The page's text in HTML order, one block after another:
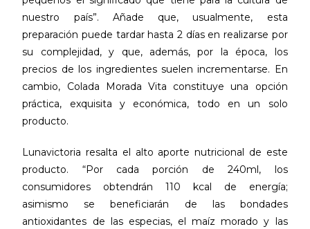
nuestro país”. Añade que, usualmente, esta
preparación puede tardar hasta 2 días en realizarse por
su complejidad, y que, además, por la época, los
precios de los ingredientes suelen incrementarse. En
cambio, Colada Morada Vita constituye una opción
práctica, exquisita y económica, todo en un solo
producto.
Lunavictoria resalta el alto aporte nutricional de este
producto. “Por cada porción de 240ml, los
consumidores obtendrán 110 kcal de energía;
asimismo se beneficiarán de las bondades
antioxidantes de las especias, el maíz morado y las